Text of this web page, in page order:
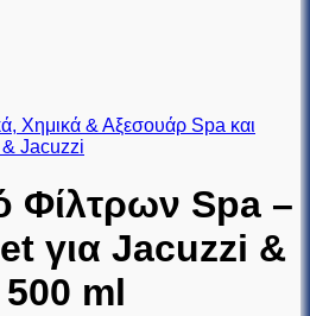
Χημικά & Αξεσουάρ Spa και
Jacuzzi
Φίλτρων Spa –
για Jacuzzi &
ml